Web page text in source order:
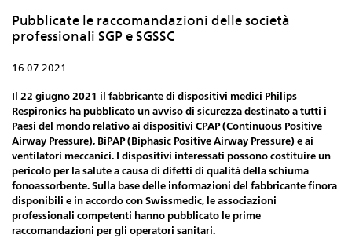
Pubblicate le raccomandazioni delle società
professionali SGP e SGSSC
16.07.2021
Il 22 giugno 2021 il fabbricante di dispositivi medici Philips
Respironics ha pubblicato un avviso di sicurezza destinato a tutti i
Paesi del mondo relativo ai dispositivi CPAP (Continuous Positive
Airway Pressure), BiPAP (Biphasic Positive Airway Pressure) e ai
ventilatori meccanici. I dispositivi interessati possono costituire un
pericolo per la salute a causa di difetti di qualità della schiuma
fonoassorbente. Sulla base delle informazioni del fabbricante finora
disponibili e in accordo con Swissmedic, le associazioni
professionali competenti hanno pubblicato le prime
raccomandazioni per gli operatori sanitari.